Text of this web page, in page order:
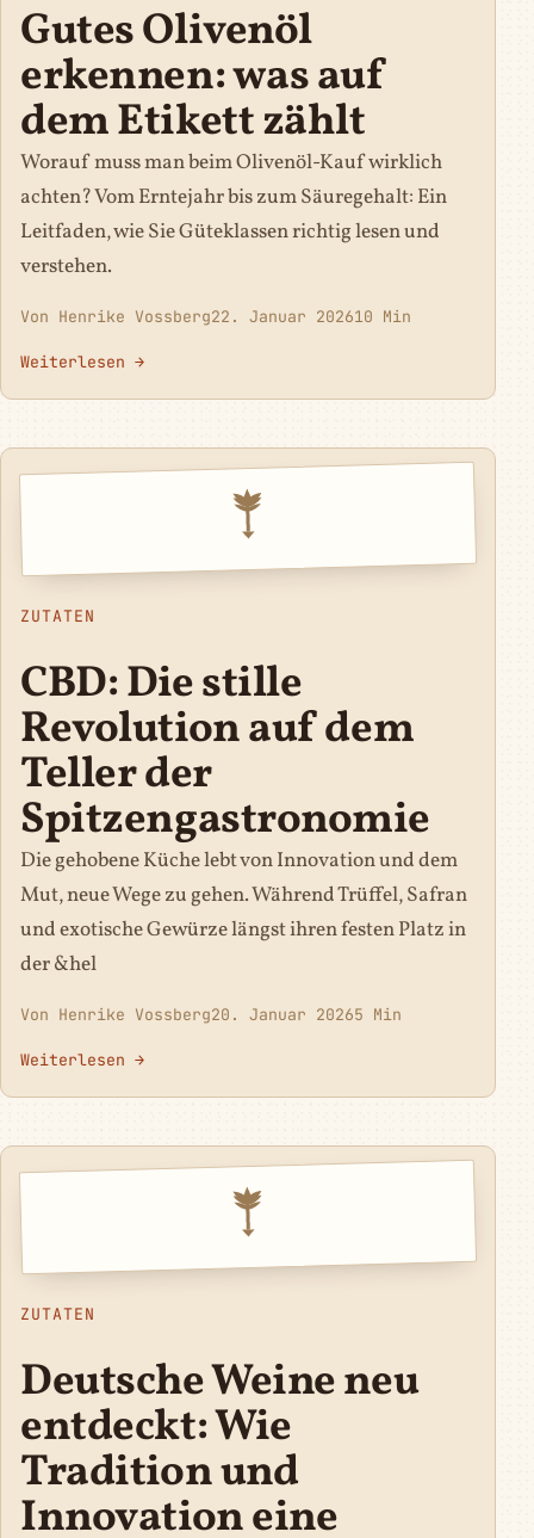
Gutes Olivenöl
erkennen: was auf
dem Etikett zählt
Worauf muss man beim Olivenöl-Kauf wirklich
achten? Vom Erntejahr bis zum Säuregehalt: Ein
Leitfaden, wie Sie Güteklassen richtig lesen und
verstehen.
Von Henrike Vossberg22. Januar 202610 Min
Weiterlesen →
ZUTATEN
CBD: Die stille
Revolution auf dem
Teller der
Spitzengastronomie
Die gehobene Küche lebt von Innovation und dem
Mut, neue Wege zu gehen. Während Trüffel, Safran
und exotische Gewürze längst ihren festen Platz in
der &hel
Von Henrike Vossberg20. Januar 20265 Min
Weiterlesen →
ZUTATEN
Deutsche Weine neu
entdeckt: Wie
Tradition und
Innovation eine